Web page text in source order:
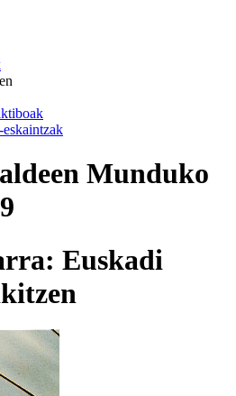
Munduko
Euskadi